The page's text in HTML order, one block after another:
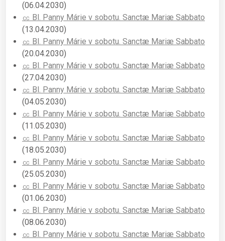
(06.04.2030)
㏄ Bl. Panny Márie v sobotu. Sanctæ Mariæ Sabbato
(13.04.2030)
㏄ Bl. Panny Márie v sobotu. Sanctæ Mariæ Sabbato
(20.04.2030)
㏄ Bl. Panny Márie v sobotu. Sanctæ Mariæ Sabbato
(27.04.2030)
㏄ Bl. Panny Márie v sobotu. Sanctæ Mariæ Sabbato
(04.05.2030)
㏄ Bl. Panny Márie v sobotu. Sanctæ Mariæ Sabbato
(11.05.2030)
㏄ Bl. Panny Márie v sobotu. Sanctæ Mariæ Sabbato
(18.05.2030)
㏄ Bl. Panny Márie v sobotu. Sanctæ Mariæ Sabbato
(25.05.2030)
㏄ Bl. Panny Márie v sobotu. Sanctæ Mariæ Sabbato
(01.06.2030)
㏄ Bl. Panny Márie v sobotu. Sanctæ Mariæ Sabbato
(08.06.2030)
㏄ Bl. Panny Márie v sobotu. Sanctæ Mariæ Sabbato